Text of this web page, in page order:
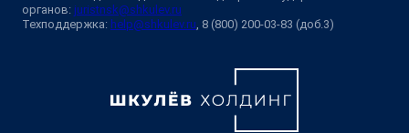
органов: juristnsk@shkulev.ru
Техподдержка: help@shkulev.ru , 8 (800) 200-03-83 (доб.3)